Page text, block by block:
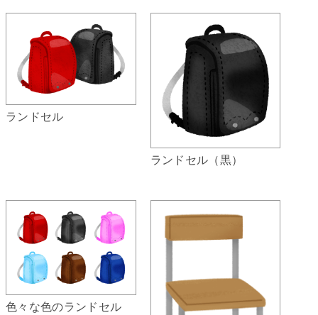
ランドセル
ランドセル（黒）
色々な色のランドセル